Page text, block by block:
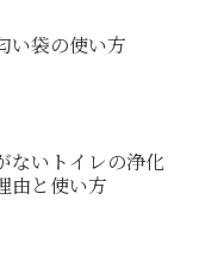
い袋の使い方
ないトイレの浄化
由と使い方